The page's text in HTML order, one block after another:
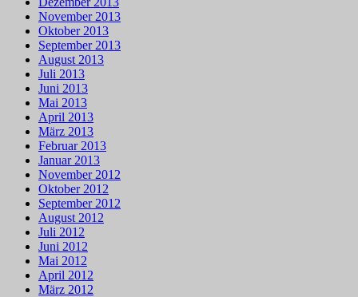
November 2013
Oktober 2013
September 2013
August 2013
Juli 2013
Juni 2013
Mai 2013
April 2013
März 2013
Februar 2013
Januar 2013
November 2012
Oktober 2012
September 2012
August 2012
Juli 2012
Juni 2012
Mai 2012
April 2012
März 2012